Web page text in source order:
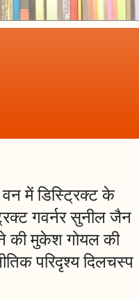
में डिस्ट्रिक्ट के
गवर्नर सुनील जैन
की मुकेश गोयल की
परिदृश्य दिलचस्प